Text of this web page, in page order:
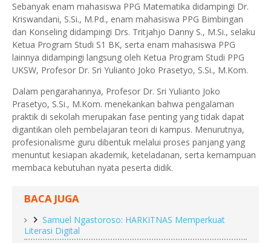
Sebanyak enam mahasiswa PPG Matematika didampingi Dr.
Kriswandani, S.Si., M.Pd., enam mahasiswa PPG Bimbingan
dan Konseling didampingi Drs. Tritjahjo Danny S., M.Si., selaku
Ketua Program Studi S1 BK, serta enam mahasiswa PPG
lainnya didampingi langsung oleh Ketua Program Studi PPG
UKSW, Profesor Dr. Sri Yulianto Joko Prasetyo, S.Si., M.Kom.
Dalam pengarahannya, Profesor Dr. Sri Yulianto Joko
Prasetyo, S.Si., M.Kom. menekankan bahwa pengalaman
praktik di sekolah merupakan fase penting yang tidak dapat
digantikan oleh pembelajaran teori di kampus. Menurutnya,
profesionalisme guru dibentuk melalui proses panjang yang
menuntut kesiapan akademik, keteladanan, serta kemampuan
membaca kebutuhan nyata peserta didik.
BACA JUGA
Samuel Ngastoroso: HARKITNAS Memperkuat
Literasi Digital